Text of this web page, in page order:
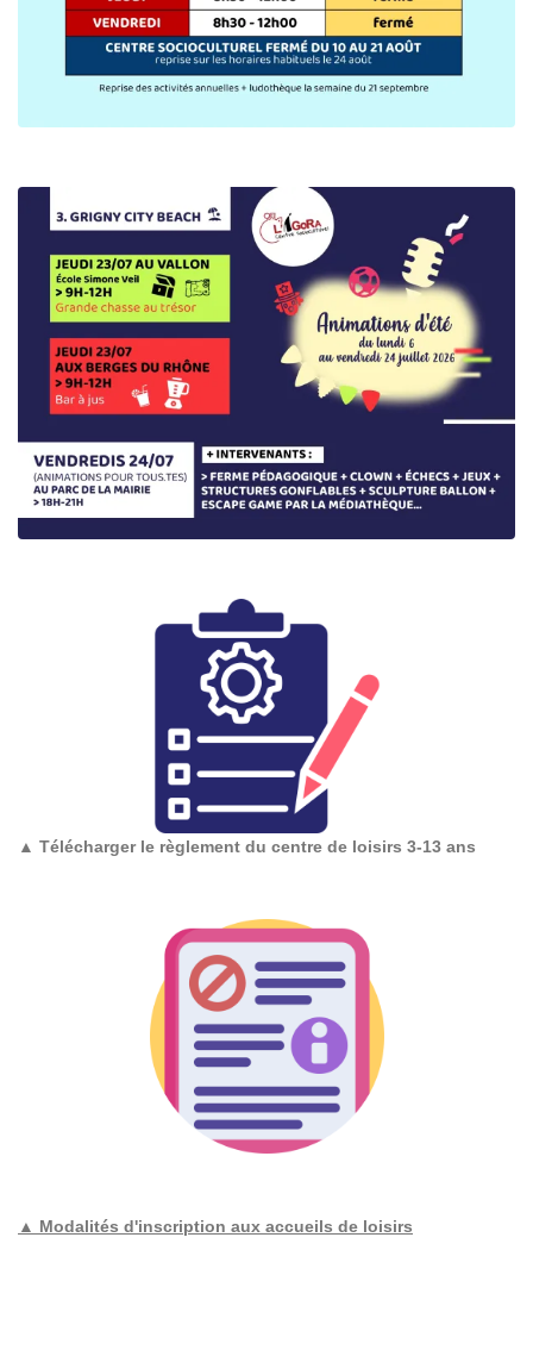
▲ Télécharger le règlement du centre de loisirs 3-13 ans
▲ Modalités d'inscription aux accueils de loisirs